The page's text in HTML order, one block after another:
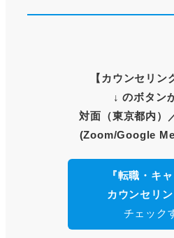
【 カウンセリン
↓ のボタン
対面（東京都内）
(Zoom/Google
『転職・キ
カウンセリン
チェック